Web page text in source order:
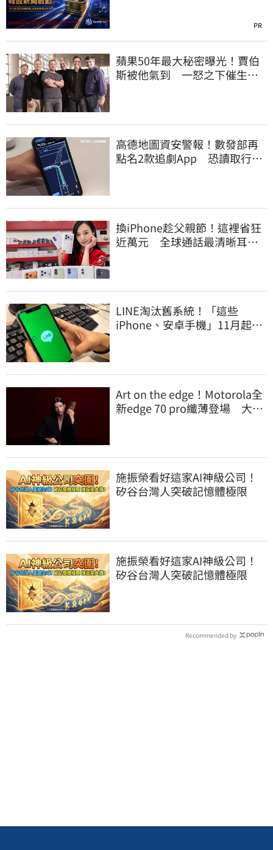
PR
蘋果50年最大秘密曝光！賈伯
斯被他氣到 一怒之下催生
高德地圖資安警報！數發部再
點名2款追劇App 恐讀取行事
換iPhone趁父親節！這裡省狂
近萬元 全球通話最清晰耳機
LINE淘汰舊系統！「這些
iPhone、安卓手機」11月起無
Art on the edge！Motorola全
新edge 70 pro纖薄登場 大玩
施振榮看好這家AI神級公司！
矽谷台灣人突破記憶體極限
施振榮看好這家AI神級公司！
矽谷台灣人突破記憶體極限
Recommended by